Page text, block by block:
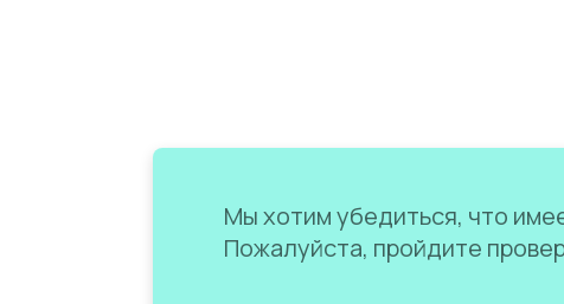
Мы хотим убедиться, что
Пожалуйста, пройдите